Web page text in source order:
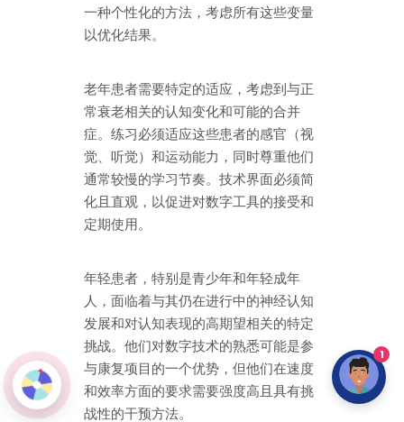
一种个性化的方法，考虑所有这些变量
以优化结果。
老年患者需要特定的适应，考虑到与正
常衰老相关的认知变化和可能的合并
症。练习必须适应这些患者的感官（视
觉、听觉）和运动能力，同时尊重他们
通常较慢的学习节奏。技术界面必须简
化且直观，以促进对数字工具的接受和
定期使用。
年轻患者，特别是青少年和年轻成年
人，面临着与其仍在进行中的神经认知
发展和对认知表现的高期望相关的特定
挑战。他们对数字技术的熟悉可能是参
与康复项目的一个优势，但他们在速度
和效率方面的要求需要强度高且具有挑
战性的干预方法。
1